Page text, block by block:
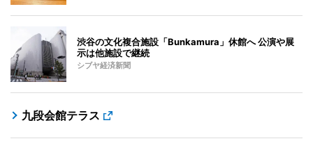
渋谷の文化複合施設「Bunkamura」休館へ 公演や展
示は他施設で継続
シブヤ経済新聞
九段会館テラス